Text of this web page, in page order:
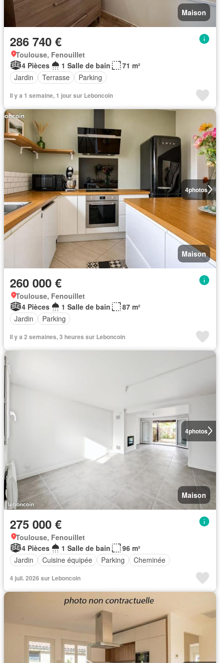
Maison
286 740 €
Toulouse, Fenouillet
4 Pièces
1 Salle de bain
71 m²
Jardin
Terrasse Parking
Il y a 1 semaine, 1 jour sur Leboncoin
4photos
Maison
260 000 €
Toulouse, Fenouillet
4 Pièces
1 Salle de bain
87 m²
Jardin
Parking
Il y a 2 semaines, 3 heures sur Leboncoin
4photos
Maison
275 000 €
Toulouse, Fenouillet
4 Pièces
1 Salle de bain
96 m²
Jardin
Cuisine équipée Parking Cheminée
4 juil. 2026 sur Leboncoin